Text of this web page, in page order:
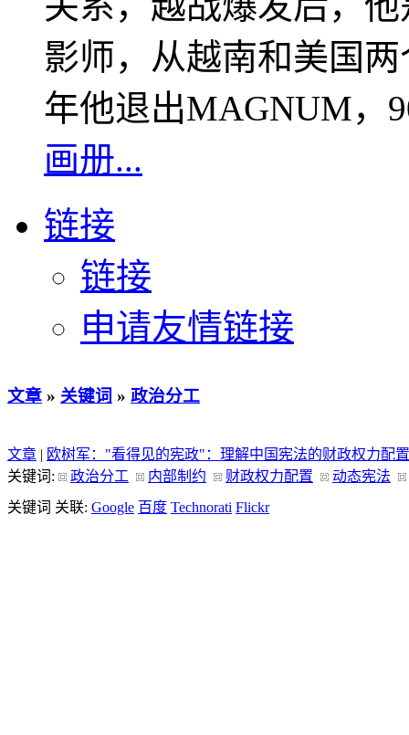
影师，从越南和美国
年他退出MAGNUM，
画册...
链接
链接
申请友情链接
文章 » 关键词 » 政治分工
文章 | 欧树军："看得见的宪政"：理解中国宪法的财政权力配
关键词:
政治分工 内部制约 财政权力配置
动态宪法
关键词 关联: Google 百度 Technorati Flickr